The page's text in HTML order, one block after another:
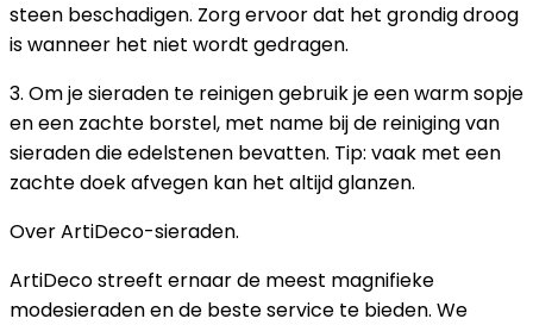
steen beschadigen. Zorg ervoor dat het grondig droog
is wanneer het niet wordt gedragen.
3. Om je sieraden te reinigen gebruik je een warm sopje
en een zachte borstel, met name bij de reiniging van
sieraden die edelstenen bevatten. Tip: vaak met een
zachte doek afvegen kan het altijd glanzen.
Over ArtiDeco-sieraden.
ArtiDeco streeft ernaar de meest magnifieke
modesieraden en de beste service te bieden. We